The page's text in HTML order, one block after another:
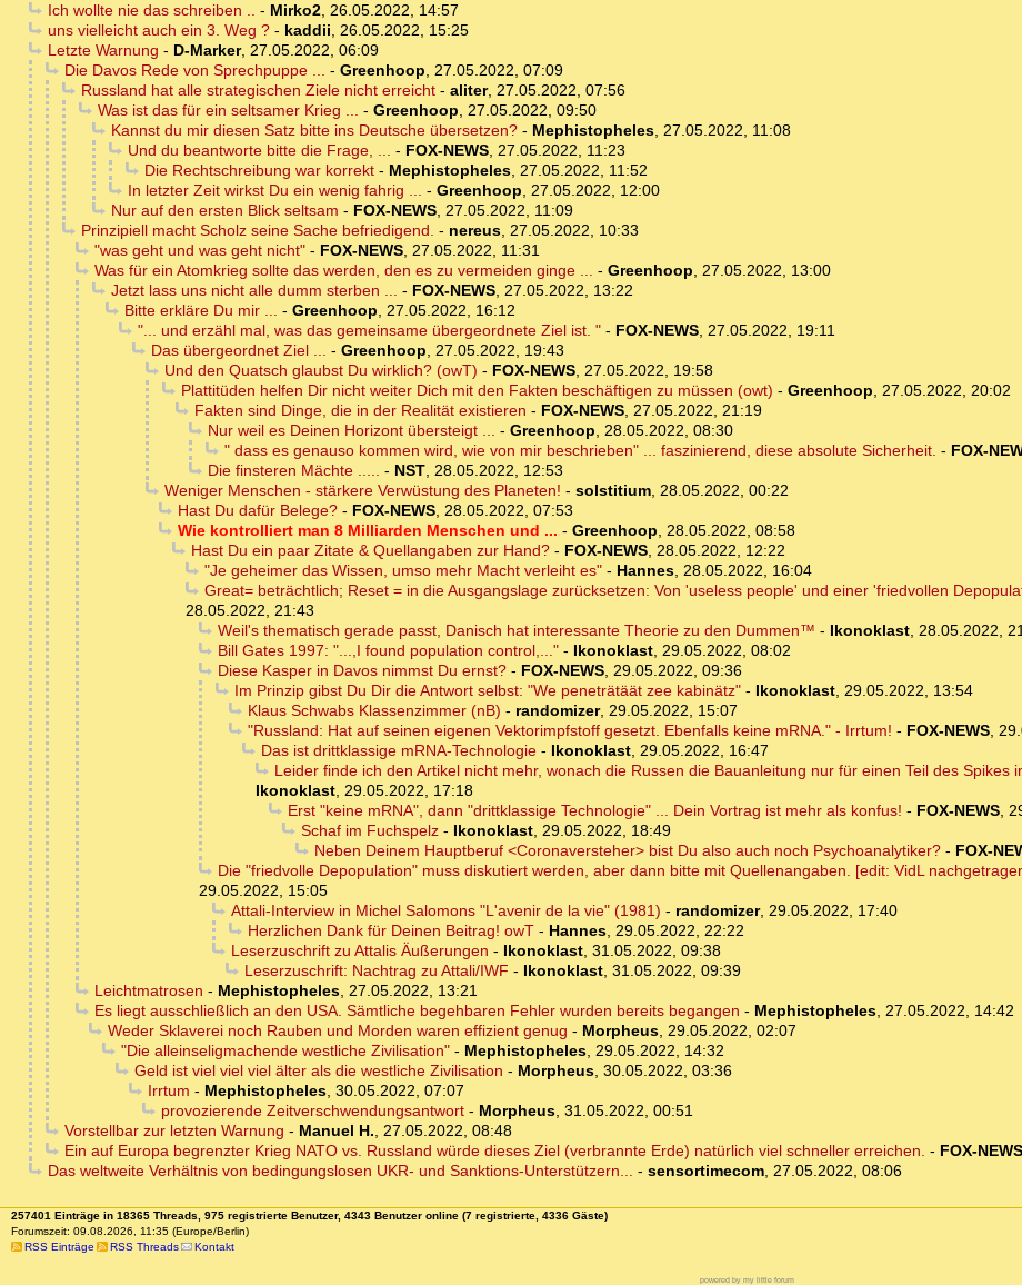
Ich wollte nie das schreiben .. - Mirko2, 26.05.2022, 14:57
uns vielleicht auch ein 3. Weg ?- kaddii, 26.05.2022, 15:25
Letzte Warnung - D-Marker, 27.05.2022, 06:09
Die Davos Rede von Sprechpuppe ... - Greenhoop, 27.05.2022, 07:09
Russland hat alle strategischen Ziele nicht erreicht- aliter, 27.05.2022, 07:56
Was ist das für ein seltsamer Krieg ... - Greenhoop, 27.05.2022, 09:50
Kannst du mir diesen Satz bitte ins Deutsche übersetzen?- Mephistopheles, 27.05.2022, 11:08
Und du beantworte bitte die Frage, ... - FOX-NEWS, 27.05.2022, 11:23
Die Rechtschreibung war korrekt- Mephistopheles, 27.05.2022, 11:52
In letzter Zeit wirkst Du ein wenig fahrig ... - Greenhoop, 27.05.2022, 12:00
Nur auf den ersten Blick seltsam - FOX-NEWS, 27.05.2022, 11:09
Prinzipiell macht Scholz seine Sache befriedigend. - nereus, 27.05.2022, 10:33
"was geht und was geht nicht"- FOX-NEWS, 27.05.2022, 11:31
Was für ein Atomkrieg sollte das werden, den es zu vermeiden ginge ... - Greenhoop, 27.05.2022, 13:00
Jetzt lass uns nicht alle dumm sterben ... - FOX-NEWS, 27.05.2022, 13:22
Bitte erkläre Du mir ... - Greenhoop, 27.05.2022, 16:12
"... und erzähl mal, was das gemeinsame übergeordnete Ziel ist. "- FOX-NEWS, 27.05.2022, 19:11
Das übergeordnet Ziel ... - Greenhoop, 27.05.2022, 19:43
Und den Quatsch glaubst Du wirklich? (owT) - FOX-NEWS, 27.05.2022, 19:58
Plattitüden helfen Dir nicht weiter Dich mit den Fakten beschäftigen zu müssen (owt) - Greenhoop, 27.05.2022, 20:02
Fakten sind Dinge, die in der Realität existieren - FOX-NEWS, 27.05.2022, 21:19
Nur weil es Deinen Horizont übersteigt ... - Greenhoop, 28.05.2022, 08:30
" dass es genauso kommen wird, wie von mir beschrieben" ... faszinierend, diese absolute Sicherheit. - FOX-
Die finsteren Mächte ..... - NST, 28.05.2022, 12:53
Weniger Menschen - stärkere Verwüstung des Planeten! - solstitium, 28.05.2022, 00:22
Hast Du dafür Belege?- FOX-NEWS, 28.05.2022, 07:53
Wie kontrolliert man 8 Milliarden Menschen und ... - Greenhoop, 28.05.2022, 08:58
Hast Du ein paar Zitate & Quellangaben zur Hand?- FOX-NEWS, 28.05.2022, 12:22
"Je geheimer das Wissen, umso mehr Macht verleiht es"- Hannes, 28.05.2022, 16:04
Great= beträchtlich; Reset = in die Ausgangslage zurücksetzen: Von 'useless people' und einer 'friedvollen
28.05.2022, 21:43
Weil's thematisch gerade passt, Danisch hat interessante Theorie zu den Dummen™ - Ikonoklast, 28.05.2022,
Bill Gates 1997: "...,I found population control,..."- Ikonoklast, 29.05.2022, 08:02
Diese Kasper in Davos nimmst Du ernst?- FOX-NEWS, 29.05.2022, 09:36
Im Prinzip gibst Du Dir die Antwort selbst: "We peneträtäät zee kabinätz"- Ikonoklast, 29.05.2022, 13:54
Klaus Schwabs Klassenzimmer (nB) - randomizer, 29.05.2022, 15:07
"Russland: Hat auf seinen eigenen Vektorimpfstoff gesetzt. Ebenfalls keine mRNA." - Irrtum! - FOX-NEWS,
Das ist drittklassige mRNA-Technologie- Ikonoklast, 29.05.2022, 16:47
Leider finde ich den Artikel nicht mehr, wonach die Russen die Bauanleitung nur für einen Teil des Spikes
Ikonoklast, 29.05.2022, 17:18
Erst "keine mRNA", dann "drittklassige Technologie" ... Dein Vortrag ist mehr als konfus! - FOX-NEWS,
Schaf im Fuchspelz- Ikonoklast, 29.05.2022, 18:49
Neben Deinem Hauptberuf <Coronaversteher> bist Du also auch noch Psychoanalytiker?- FOX-
Die "friedvolle Depopulation" muss diskutiert werden, aber dann bitte mit Quellenangaben. [edit: VidL
29.05.2022, 15:05
Attali-Interview in Michel Salomons "L'avenir de la vie" (1981) - randomizer, 29.05.2022, 17:40
Herzlichen Dank für Deinen Beitrag! owT- Hannes, 29.05.2022, 22:22
Leserzuschrift zu Attalis Äußerungen - Ikonoklast, 31.05.2022, 09:38
Leserzuschrift: Nachtrag zu Attali/IWF - Ikonoklast, 31.05.2022, 09:39
Leichtmatrosen - Mephistopheles, 27.05.2022, 13:21
Es liegt ausschließlich an den USA. Sämtliche begehbaren Fehler wurden bereits begangen - Mephistopheles, 27.05.2022, 14:42
Weder Sklaverei noch Rauben und Morden waren effizient genug - Morpheus, 29.05.2022, 02:07
"Die alleinseligmachende westliche Zivilisation"- Mephistopheles, 29.05.2022, 14:32
Geld ist viel viel viel älter als die westliche Zivilisation - Morpheus, 30.05.2022, 03:36
Irrtum - Mephistopheles, 30.05.2022, 07:07
provozierende Zeitverschwendungsantwort- Morpheus, 31.05.2022, 00:51
Vorstellbar zur letzten Warnung - Manuel H., 27.05.2022, 08:48
Ein auf Europa begrenzter Krieg NATO vs. Russland würde dieses Ziel (verbrannte Erde) natürlich viel schneller erreichen. - FOX-NEWS
Das weltweite Verhältnis von bedingungslosen UKR- und Sanktions-Unterstützern... - sensortimecom, 27.05.2022, 08:06
257401 Einträge in 18365 Threads, 975 registrierte Benutzer, 4343 Benutzer online (7 registrierte, 4336 Gäste)
Forumszeit: 09.08.2026, 11:35 (Europe/Berlin)
RSS Einträge
RSS Threads Kontakt
powered by my little forum